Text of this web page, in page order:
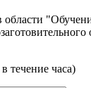
области
течение часа)